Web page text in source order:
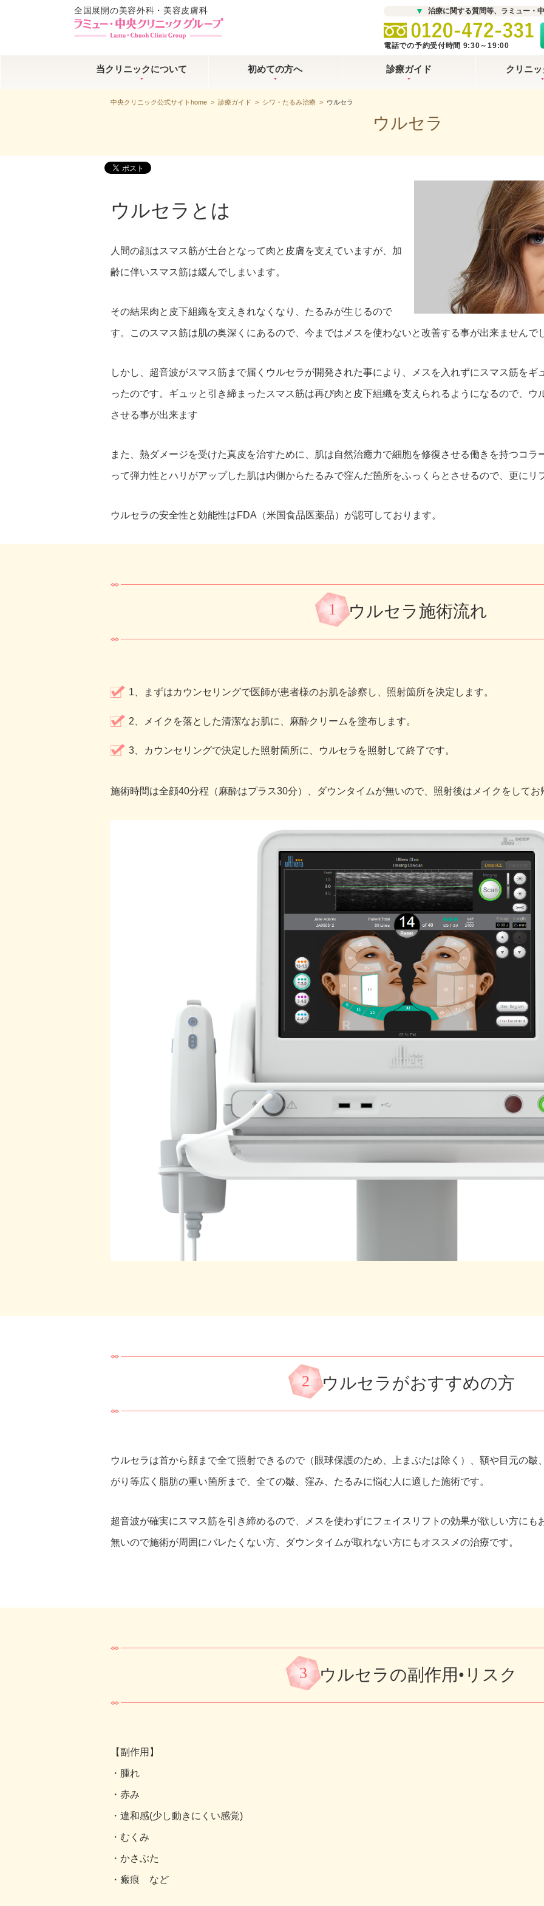
全国展開の美容外科・美容皮膚科 治療に関する質問等、ラミュー・
電話での予約受付時間 9:30～19:00
当クリニックについて 初めての方へ 診療ガイド クリニ
中央クリニック公式サイトhome > 診療ガイド > シワ・たるみ治療 > ウルセラ
ウルセラ
ウルセラとは
人間の顔はスマス筋が土台となって肉と皮膚を支えていますが、加
齢に伴いスマス筋は緩んでしまいます。
その結果肉と皮下組織を支えきれなくなり、たるみが生じるので
す。このスマス筋は肌の奥深くにあるので、今まではメスを使わないと改善する事が出来ませんで
しかし、超音波がスマス筋まで届くウルセラが開発された事により、メスを入れずにスマス筋をギ
ったのです。ギュッと引き締まったスマス筋は再び肉と皮下組織を支えられるようになるので、ウ
させる事が出来ます
また、熱ダメージを受けた真皮を治すために、肌は自然治癒力で細胞を修復させる働きを持つコラ
って弾力性とハリがアップした肌は内側からたるみで窪んだ箇所をふっくらとさせるので、更にリ
ウルセラの安全性と効能性はFDA（米国食品医薬品）が認可しております。
1 ウルセラ施術流れ
1、まずはカウンセリングで医師が患者様のお肌を診察し、照射箇所を決定します。
2、メイクを落とした清潔なお肌に、麻酔クリームを塗布します。
3、カウンセリングで決定した照射箇所に、ウルセラを照射して終了です。
施術時間は全顔40分程（麻酔はプラス30分）、ダウンタイムが無いので、照射後はメイクをしてお
2 ウルセラがおすすめの方
ウルセラは首から顔まで全て照射できるので（眼球保護のため、上まぶたは除く）、額や目元の皺
がり等広く脂肪の重い箇所まで、全ての皺、窪み、たるみに悩む人に適した施術です。
超音波が確実にスマス筋を引き締めるので、メスを使わずにフェイスリフトの効果が欲しい方にも
無いので施術が周囲にバレたくない方、ダウンタイムが取れない方にもオススメの治療です。
3 ウルセラの副作用•リスク
【副作用】
・腫れ
・赤み
・違和感(少し動きにくい感覚)
・むくみ
・かさぶた
・瘢痕 など